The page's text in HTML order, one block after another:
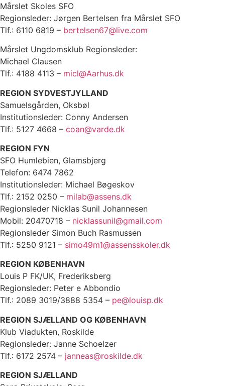
Mårslet Skoles SFO
Regionsleder: Jørgen Bertelsen fra Mårslet SFO
Tlf.: 6110 6819 – bertelsen67@live.com
Mårslet Ungdomsklub Regionsleder:
Michael Clausen
Tlf.: 4188 4113 – micl@Aarhus.dk
REGION SYDVESTJYLLAND
Samuelsgården, Oksbøl
Institutionsleder: Conny Andersen
Tlf.: 5127 4668 – coan@varde.dk
REGION FYN
SFO Humlebien, Glamsbjerg
Telefon: 6474 7862
Institutionsleder: Michael Bøgeskov
Tlf.: 2152 0250 – milab@assens.dk
Regionsleder Nicklas Sunil Johannesen
Mobil: 20470718 – nicklassunil@gmail.com
Regionsleder Simon Buch Rasmussen
Tlf.: 5250 9121 – simo49m1@assensskoler.dk
REGION KØBENHAVN
Louis P FK/UK, Frederiksberg
Regionsleder: Peter e Abbondio
Tlf.: 2089 3019/3888 5354 – pe@louisp.dk
REGION SJÆLLAND OG KØBENHAVN
Klub Viadukten, Roskilde
Regionsleder: Janne Schoelzer
Tlf.: 6172 2574 – janneas@roskilde.dk
REGION SJÆLLAND